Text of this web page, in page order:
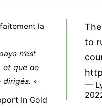
la
n’est
et que de
dirigés. »
In Gold
to
—